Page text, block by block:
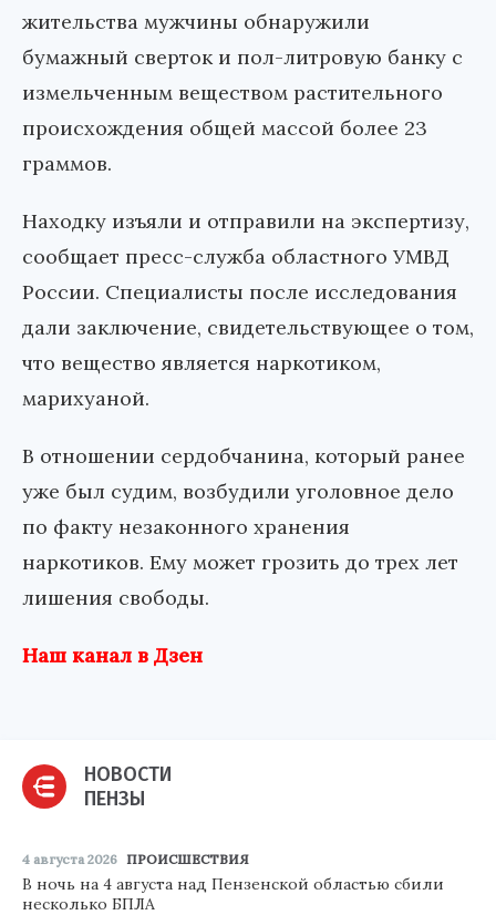
жительства мужчины обнаружили
бумажный сверток и пол-литровую банку с
измельченным веществом растительного
происхождения общей массой более 23
граммов.
Находку изъяли и отправили на экспертизу,
сообщает пресс-служба областного УМВД
России. Специалисты после исследования
дали заключение, свидетельствующее о том,
что вещество является наркотиком,
марихуаной.
В отношении сердобчанина, который ранее
уже был судим, возбудили уголовное дело
по факту незаконного хранения
наркотиков. Ему может грозить до трех лет
лишения свободы.
Наш канал в Дзен
НОВОСТИ
ПЕНЗЫ
4 августа 2026 ПРОИСШЕСТВИЯ
В ночь на 4 августа над Пензенской областью сбили
несколько БПЛА